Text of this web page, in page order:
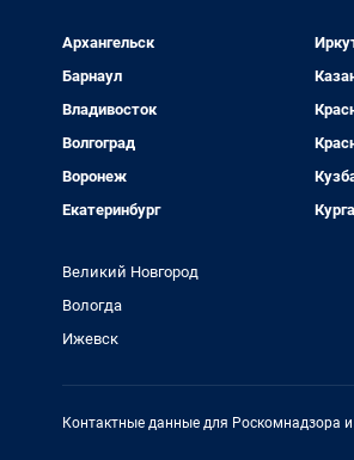
Архангельск
Барнаул
Владивосток
Волгоград
Воронеж
Екатеринбург
Великий Новгород
Вологда
Ижевск
Контактные данные для Роскомнадзора